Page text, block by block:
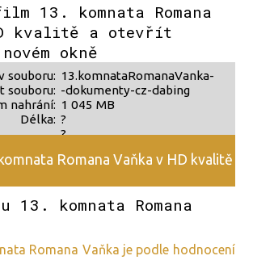
13. komnata Romana
kvalitě a otevřít
okně
souboru:
souboru:
nahrání:
Délka:
13.komnataRomanaVanka-
-dokumenty-cz-dabing
1 045 MB
?
?
Romana Vaňka v HD kvalitě
13. komnata Romana